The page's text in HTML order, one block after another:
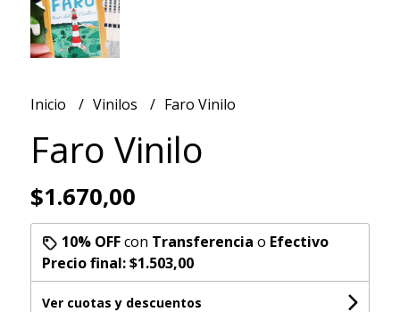
Inicio Vinilos Faro Vinilo
Faro Vinilo
$1.670,00
10% OFFcon Transferencia o Efectivo
Precio final:$1.503,00
Ver cuotas y descuentos